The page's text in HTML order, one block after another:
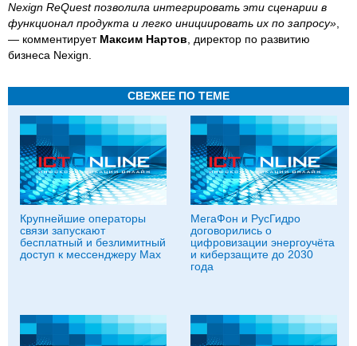
Nexign ReQuest позволила интегрировать эти сценарии в
функционал продукта и легко инициировать их по запросу»
— комментирует Максим Нартов , директор по развитию
бизнеса Nexign.
СВЕЖЕЕ ПО ТЕМЕ
Крупнейшие операторы
связи запускают
бесплатный и безлимитный
доступ к мессенджеру Мах
МегаФон и РусГидро
договорились о
цифровизации энергоучёта
и киберзащите до 2030
года